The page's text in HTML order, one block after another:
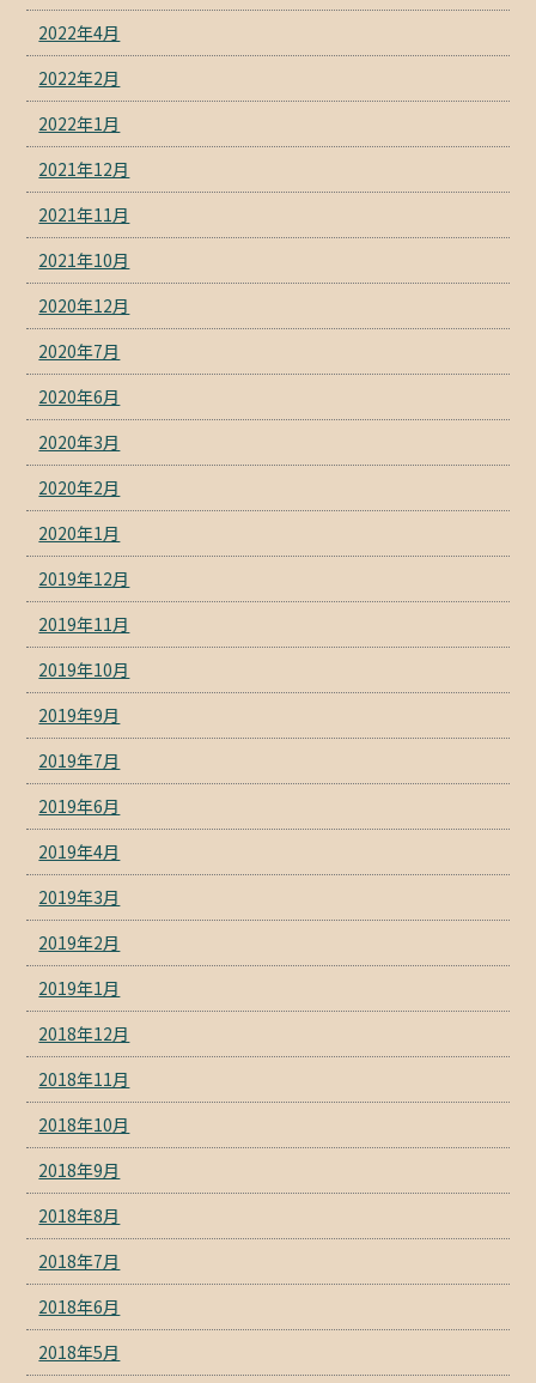
2022年4月
2022年2月
2022年1月
2021年12月
2021年11月
2021年10月
2020年12月
2020年7月
2020年6月
2020年3月
2020年2月
2020年1月
2019年12月
2019年11月
2019年10月
2019年9月
2019年7月
2019年6月
2019年4月
2019年3月
2019年2月
2019年1月
2018年12月
2018年11月
2018年10月
2018年9月
2018年8月
2018年7月
2018年6月
2018年5月